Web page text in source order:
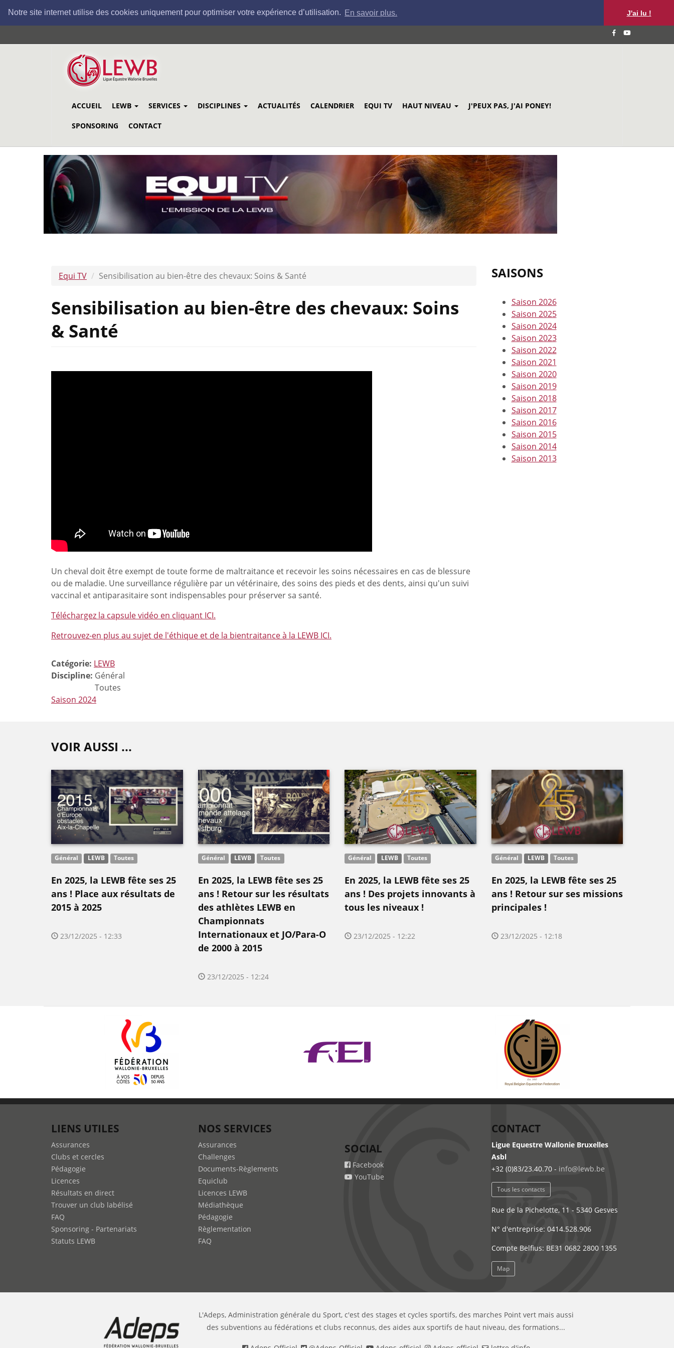
Notre site internet utilise des cookies uniquement pour optimiser votre expérience d’utilisation. En savoir plus. J'ai lu !
au
ACCUEIL LEWB SERVICES DISCIPLINES ACTUALITÉS CALENDRIER EQUI TV HAUT NIVEAU J'PEUX PAS, J'AI PONEY!
SPONSORING CONTACT
Equi TV Sensibilisation au bien-être des chevaux: Soins & Santé
Sensibilisation au bien-être des chevaux: Soins
& Santé
Un cheval doit être exempt de toute forme de maltraitance et recevoir les soins nécessaires en cas de blessure
ou de maladie. Une surveillance régulière par un vétérinaire, des soins des pieds et des dents, ainsi qu'un suivi
vaccinal et antiparasitaire sont indispensables pour préserver sa santé.
Téléchargez la capsule vidéo en cliquant ICI.
Retrouvez-en plus au sujet de l'éthique et de la bientraitance à la LEWB ICI.
Catégorie: LEWB
Discipline: Général
Toutes
Saison 2024
SAISONS
Saison 2026
Saison 2025
Saison 2024
Saison 2023
Saison 2022
Saison 2021
Saison 2020
Saison 2019
Saison 2018
Saison 2017
Saison 2016
Saison 2015
Saison 2014
Saison 2013
VOIR AUSSI ...
Général LEWB Toutes
En 2025, la LEWB fête ses 25
ans ! Place aux résultats de
2015 à 2025
23/12/2025 - 12:33
Général LEWB Toutes
En 2025, la LEWB fête ses 25
ans ! Retour sur les résultats
des athlètes LEWB en
Championnats
Internationaux et JO/Para-O
de 2000 à 2015
23/12/2025 - 12:24
Général LEWB Toutes
En 2025, la LEWB fête ses 25
ans ! Des projets innovants à
tous les niveaux !
23/12/2025 - 12:22
Général LEWB Toutes
En 2025, la LEWB fête ses 25
ans ! Retour sur ses missions
principales !
23/12/2025 - 12:18
LIENS UTILES
Assurances
Clubs et cercles
Pédagogie
Licences
Résultats en direct
Trouver un club labélisé
FAQ
Sponsoring - Partenariats
Statuts LEWB
NOS SERVICES
Assurances
Challenges
Documents-Règlements
Equiclub
Licences LEWB
Médiathèque
Pédagogie
Règlementation
FAQ
SOCIAL
Facebook
YouTube
CONTACT
Ligue Equestre Wallonie Bruxelles
Asbl
+32 (0)83/23.40.70 - info@lewb.be
Tous les contacts
Rue de la Pichelotte, 11 - 5340 Gesves
N° d'entreprise: 0414.528.906
Compte Belfius: BE31 0682 2800 1355
Map
L'Adeps, Administration générale du Sport, c'est des stages et cycles sportifs, des marches Point vert mais aussi
des subventions au fédérations et clubs reconnus, des aides aux sportifs de haut niveau, des formations...